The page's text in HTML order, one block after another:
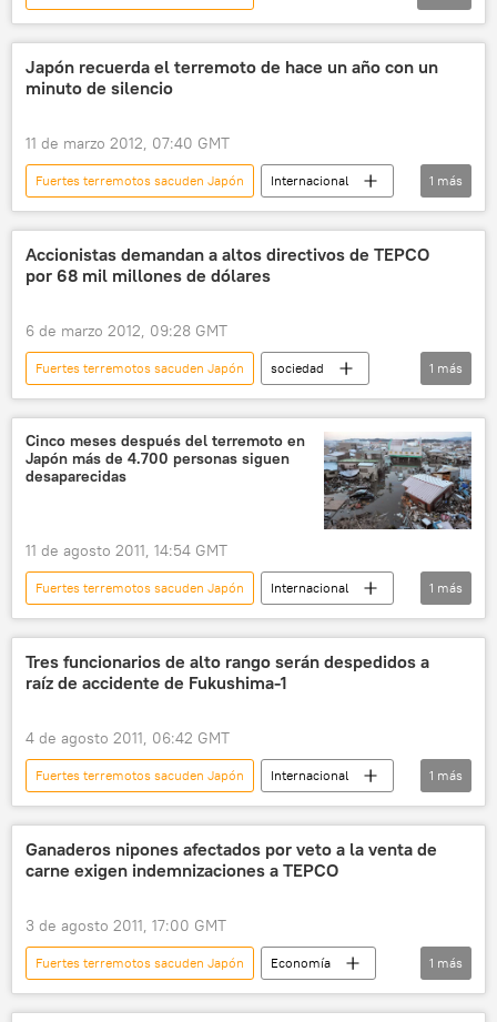
💬 Opinión y Análisis
Ensayos
Japón recuerda el terremoto de hace un año con un
minuto de silencio
11 de marzo 2012, 07:40 GMT
Fuertes terremotos sacuden Japón
Internacional
noticias
1 más
Accionistas demandan a altos directivos de TEPCO
por 68 mil millones de dólares
6 de marzo 2012, 09:28 GMT
Fuertes terremotos sacuden Japón
sociedad
noticias
1 más
Cinco meses después del terremoto en
Japón más de 4.700 personas siguen
desaparecidas
11 de agosto 2011, 14:54 GMT
Fuertes terremotos sacuden Japón
Internacional
noticias
1 más
Tres funcionarios de alto rango serán despedidos a
raíz de accidente de Fukushima-1
4 de agosto 2011, 06:42 GMT
Fuertes terremotos sacuden Japón
Internacional
noticias
1 más
Ganaderos nipones afectados por veto a la venta de
carne exigen indemnizaciones a TEPCO
3 de agosto 2011, 17:00 GMT
Fuertes terremotos sacuden Japón
Economía
noticias
1 más